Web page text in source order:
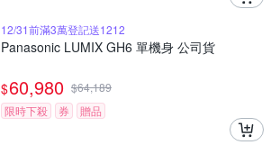
12/31前滿3萬登記送1212
Panasonic LUMIX GH6 單機身 公司貨
$60,980 $64,189
限時下殺
券 贈品